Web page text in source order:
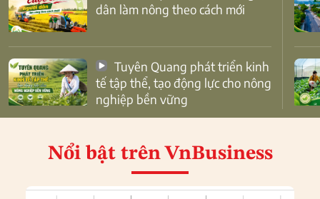
dân làm nông theo cách mới
tế tập thể, tạo động lực cho nông
nghiệp bền vững
Nổi bật trên VnBusiness